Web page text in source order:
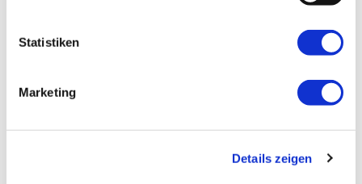
Statistiken
Marketing
Details zeigen